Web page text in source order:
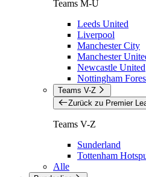
Teams M-U
Leeds United
Liverpool
Manchester City
Manchester
Newcastle United
Nottingham
Teams V-Z
Zurück zu Premier
Teams V-Z
Sunderland
Tottenham
Alle